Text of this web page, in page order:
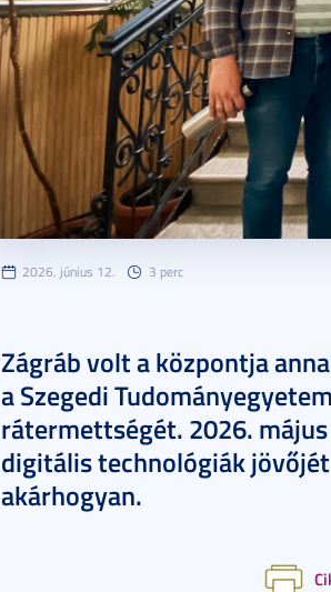
2026. június 12. 3 perc
Zágráb volt a központja
a Szegedi
rátermettségét. 2026.
digitális technológiák
akárhogyan.